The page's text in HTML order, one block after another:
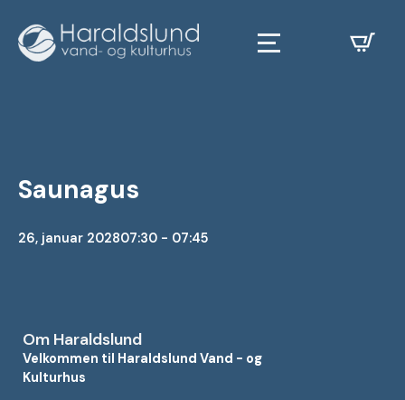
Saunagus
26, januar 202807:30 - 07:45
Om Haraldslund
Velkommen til Haraldslund Vand - og
Kulturhus